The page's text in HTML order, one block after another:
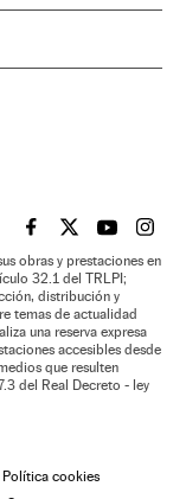
EL PAÍS BRASIL EN
EL PAÍSEL PAÍS
EL
obras y prestaciones en
32.1 del TRLPI;
distribución y
temas de actualidad
una reserva expresa
accesibles desde
que resulten
del Real Decreto - ley
Política cookies